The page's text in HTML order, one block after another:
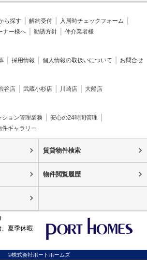
ら探す 解約受付
入居時チェックフォーム
ナー様へ 勧誘方針 仲介業者様
採用情報 個人情報の取扱いについて お問合せ
谷店 武蔵小杉店 川崎店 大船店
ション管理業務
安心の24時間管理
件ギャラリー
賃貸物件検索
物件閲覧履歴
夏季休暇
©株式会社ポートホームズ